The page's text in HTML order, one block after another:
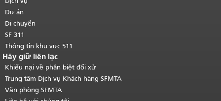
chính.
Dự án
Di chuyển
SF 311
Thông tin khu vực 511
Hãy giữ liên lạc
Khiếu nại về phân biệt đối xử
Trung tâm Dịch vụ Khách hàng SFMTA
Văn phòng SFMTA